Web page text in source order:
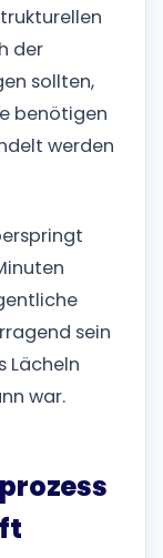
der
sollten,
benötigen
werden
sein
Lächeln
war.